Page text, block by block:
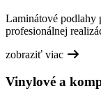
Laminátové podlahy
profesionálnej
zobraziť viac
Vinylové a